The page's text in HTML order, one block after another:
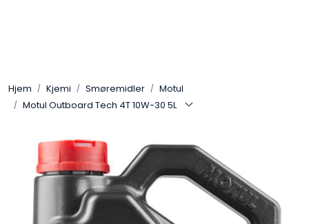
Hjem Kjemi Smøremidler
Motul
Motul Outboard Tech 4T 10W-30 5L
Batteri / Booster / Lader
Filter
Kjemi